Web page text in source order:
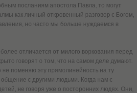
посланиям апостола Павла, то могут
как личный откровенный разговор с Богом,
но часто мы больше нуждаемся в
отличается от милого воркования перед
говорят о том, что на самом деле думают.
не поменяю эту прямолинейность на ту
с другими людьми. Когда нам с
не говоря уже о посторонних людях. Они,